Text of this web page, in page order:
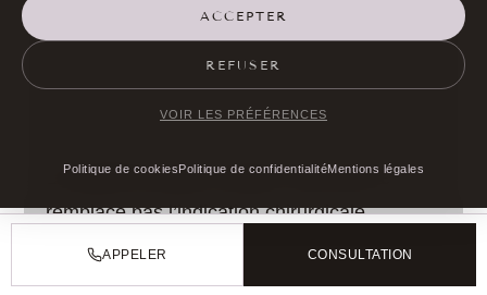
ACCEPTER
REFUSER
VOIR LES PRÉFÉRENCES
Politique de cookiesPolitique de confidentialitéMentions légales
LA PEAU DOIT-ELLE ÊTRE
PRÉPARÉE AVANT
La qualité de peau compte, mais elle ne
remplace pas l’indication chirurgicale.
Certaines peaux nécessitent plus de
prudence ou un suivi complémentaire discuté
APPELER CONSULTATION